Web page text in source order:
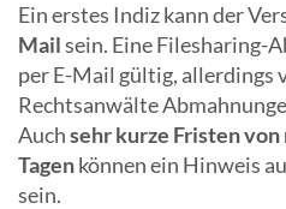
Ein erstes Indiz kann der
Mailsein. Eine Filesharing-
per E-Mail gültig, allerdings
Rechtsanwälte
Auchsehr kurze Fristen
Tagenkönnen ein Hinweis
sein.